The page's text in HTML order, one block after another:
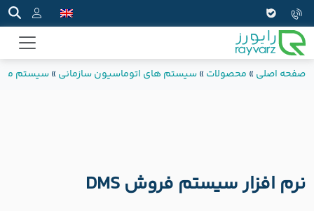
صفحه اصلی » محصولات »سیستم های اتوماسیون سازمانی »سیستم
نرم افزار سیستم فروش DMS